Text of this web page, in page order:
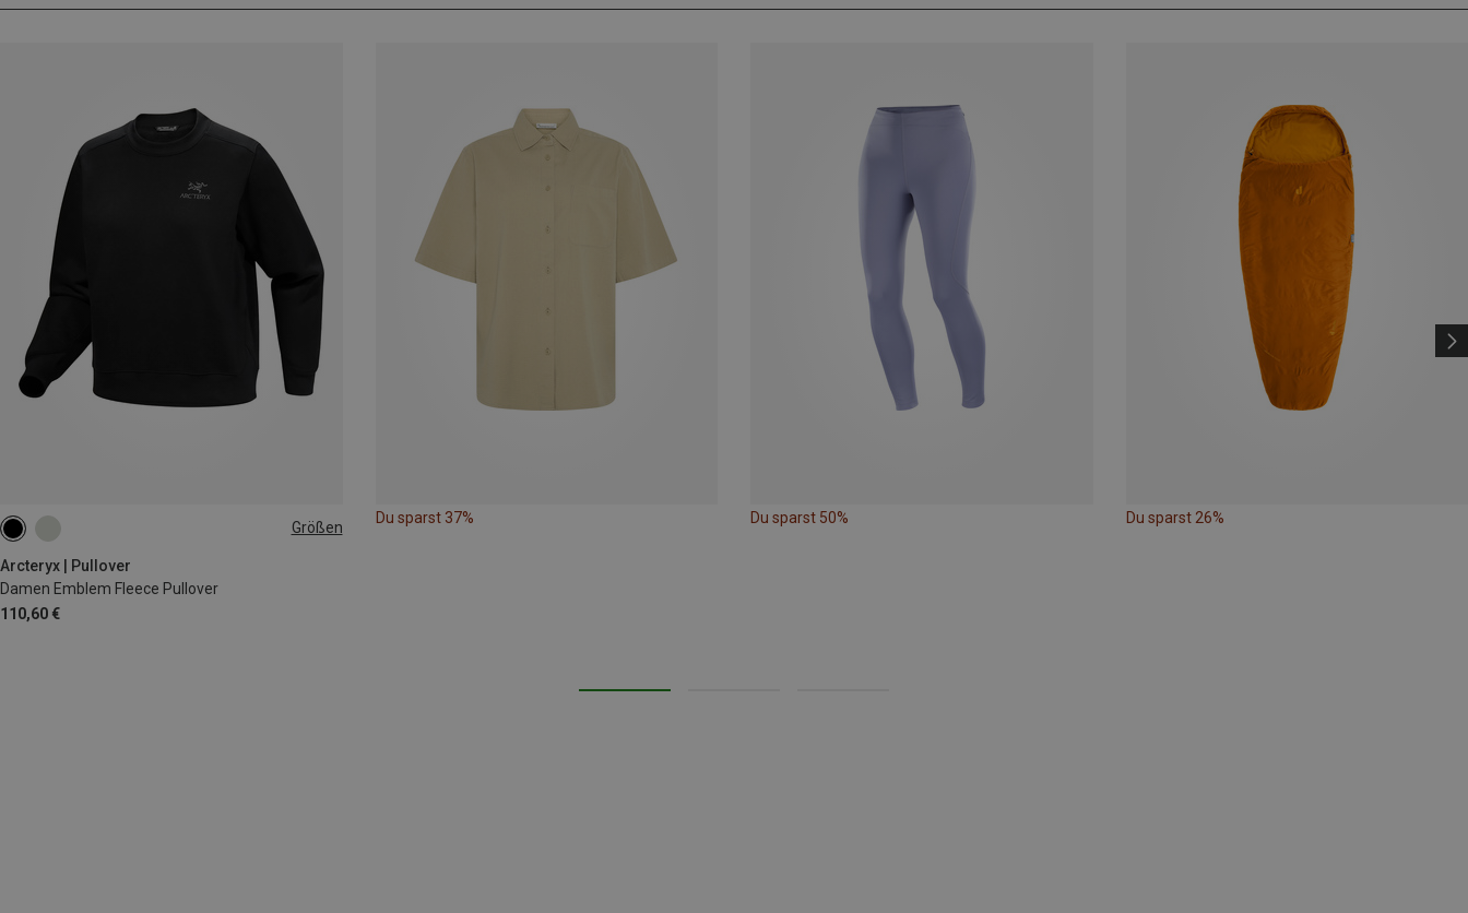
Größen
Arcteryx | Pullover
Damen Emblem Fleece Pullover
110,60 €
XS
Du sparst 37% Du sparst 50% Du sparst 26%